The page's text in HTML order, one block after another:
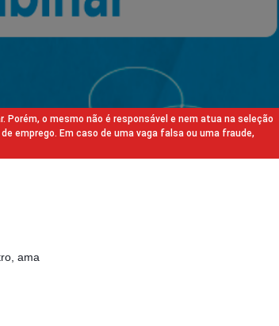
o mesmo não é responsável e nem atua na seleção
emprego. Em caso de uma vaga falsa ou uma fraude,
ama